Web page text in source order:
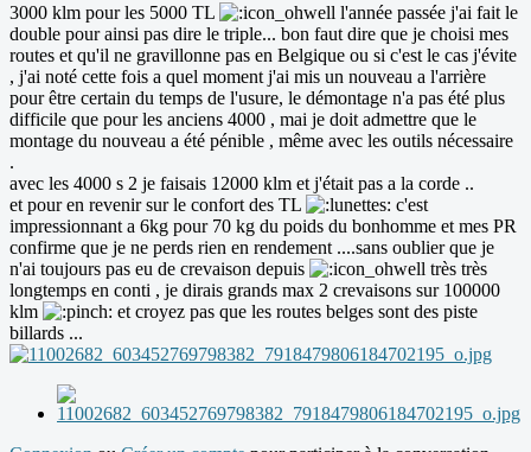
3000 klm pour les 5000 TL
l'année passée j'ai fait le
double pour ainsi pas dire le triple... bon faut dire que je choisi mes
routes et qu'il ne gravillonne pas en Belgique ou si c'est le cas j'évite
, j'ai noté cette fois a quel moment j'ai mis un nouveau a l'arrière
pour être certain du temps de l'usure, le démontage n'a pas été plus
difficile que pour les anciens 4000 , mai je doit admettre que le
montage du nouveau a été pénible , même avec les outils nécessaire
.
avec les 4000 s 2 je faisais 12000 klm et j'était pas a la corde ..
et pour en revenir sur le confort des TL
c'est
impressionnant a 6kg pour 70 kg du poids du bonhomme et mes PR
confirme que je ne perds rien en rendement ....sans oublier que je
n'ai toujours pas eu de crevaison depuis
très très
longtemps en conti , je dirais grands max 2 crevaisons sur 100000
klm
et croyez pas que les routes belges sont des piste
billards ...